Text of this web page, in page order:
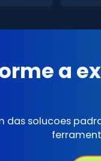
a
das solucoes